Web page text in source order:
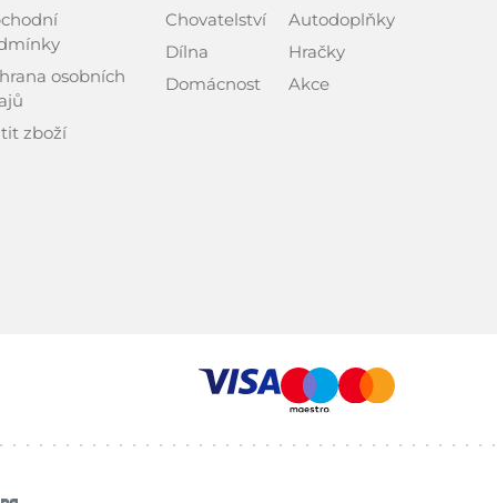
osobních
zboží
Chovatelství
Dílna
Domácnost
Autodoplňky
Hračky
Akce